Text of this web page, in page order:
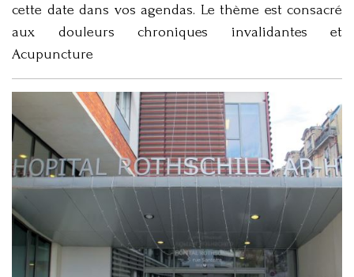
cette date dans vos agendas. Le thème est consacré
aux douleurs chroniques invalidantes et
Acupuncture